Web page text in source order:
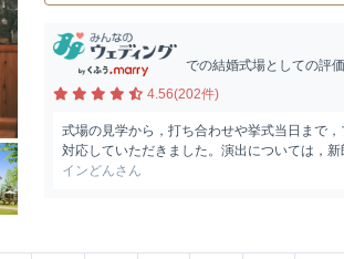
での結婚式場としての評価
4.56(202件)
式場の見学から，打ち合わせや挙式当日まで
対応していただきました。演出については，
インどんさん